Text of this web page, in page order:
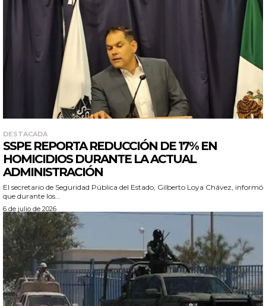
DESTACADA
SSPE REPORTA REDUCCIÓN DE 17% EN
HOMICIDIOS DURANTE LA ACTUAL
ADMINISTRACIÓN
El secretario de Seguridad Pública del Estado, Gilberto Loya Chávez, informó
que durante los...
6 de julio de 2026